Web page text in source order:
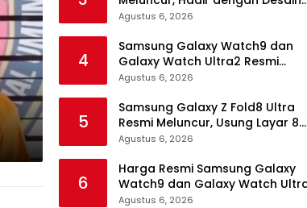
Lebih Pendek dan Lebar
Agustus 6, 2026
4
Samsung Galaxy Watch9 dan
Galaxy Watch Ultra2 Resmi
Meluncur, Bawa AI, Snapdragon
Baru
Agustus 6, 2026
5
Samsung Galaxy Z Fold8 Ultra
Resmi Meluncur, Usung Layar 8
Inci, Kamera 200MP dan
Agustus 6, 2026
6
Harga Resmi Samsung Galaxy
Watch9 dan Galaxy Watch
di Indonesia, Mulai Rp5,9 Jutaan
Agustus 6, 2026